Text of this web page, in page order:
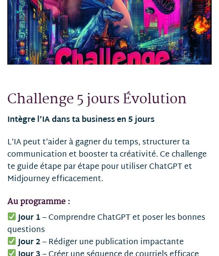
Challenge 5 jours Évolution
Intègre l’IA dans ta business en 5 jours
L’IA peut t’aider à gagner du temps, structurer ta
communication et booster ta créativité. Ce challenge
te guide étape par étape pour utiliser ChatGPT et
Midjourney efficacement.
Au programme :
Jour 1– Comprendre ChatGPT et poser les bonnes
questions
Jour 2– Rédiger une publication impactante